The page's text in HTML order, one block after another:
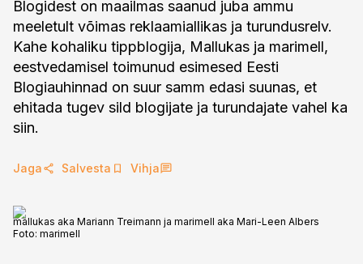
Blogidest on maailmas saanud juba ammu
meeletult võimas reklaamiallikas ja turundusrelv.
Kahe kohaliku tippblogija, Mallukas ja marimell,
eestvedamisel toimunud esimesed Eesti
Blogiauhinnad on suur samm edasi suunas, et
ehitada tugev sild blogijate ja turundajate vahel ka
siin.
Jaga Salvesta Vihja
mallukas aka Mariann Treimann ja marimell aka Mari-Leen Albers
Foto: marimell